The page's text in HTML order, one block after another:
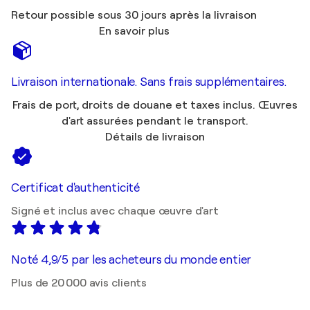
Retour possible sous 30 jours après la livraison
En savoir plus
Livraison internationale. Sans frais supplémentaires.
Frais de port, droits de douane et taxes inclus. Œuvres
d'art assurées pendant le transport.
Détails de livraison
Certificat d'authenticité
Signé et inclus avec chaque œuvre d'art
Noté 4,9/5 par les acheteurs du monde entier
Plus de 20 000 avis clients